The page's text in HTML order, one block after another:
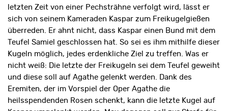
letzten Zeit von einer Pechsträhne verfolgt wird, lässt er
sich von seinem Kameraden Kaspar zum Freikugelgießen
überreden. Er ahnt nicht, dass Kaspar einen Bund mit dem
Teufel Samiel geschlossen hat. So sei es ihm mithilfe dieser
Kugeln möglich, jedes erdenk­liche Ziel zu treffen. Was er
nicht weiß: Die letzte der Freikugeln sei dem Teufel geweiht
und diese soll auf Agathe gelenkt werden. Dank des
Eremiten, der im Vorspiel der Oper Agathe die
heilsspendenden Rosen schenkt, kann die letzte Kugel auf